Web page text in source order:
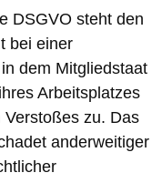
DSGVO steht den
bei einer
dem Mitgliedstaat
Arbeitsplatzes
zu. Das
anderweitiger